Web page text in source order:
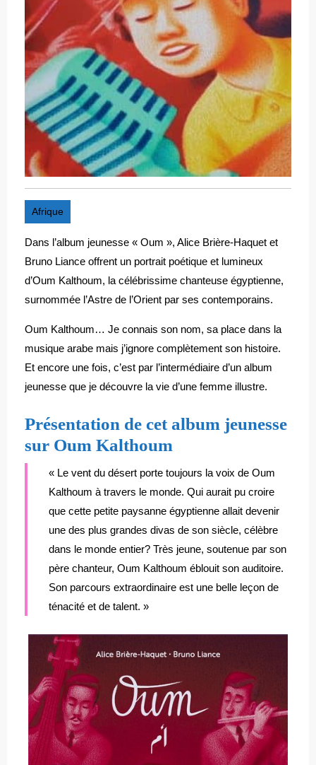
Afrique
Dans l’album jeunesse « Oum », Alice Brière-Haquet et
Bruno Liance offrent un portrait poétique et lumineux
d’Oum Kalthoum, la célébrissime chanteuse égyptienne,
surnommée l’Astre de l’Orient par ses contemporains.
Oum Kalthoum… Je connais son nom, sa place dans la
musique arabe mais j’ignore complètement son histoire.
Et encore une fois, c’est par l’intermédiaire d’un album
jeunesse que je découvre la vie d’une femme illustre.
Présentation de cet album jeunesse
sur Oum Kalthoum
« Le vent du désert porte toujours la voix de Oum
Kalthoum à travers le monde. Qui aurait pu croire
que cette petite paysanne égyptienne allait devenir
une des plus grandes divas de son siècle, célèbre
dans le monde entier? Très jeune, soutenue par son
père chanteur, Oum Kalthoum éblouit son auditoire.
Son parcours extraordinaire est une belle leçon de
ténacité et de talent. »